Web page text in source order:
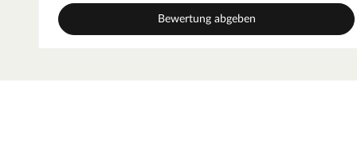
Hinweis: Bei Naturzäunen ist Schimmelbildung ein
gefährlichen Chemikalien sind. Wir empfehlen, die
Bewertung abgeben